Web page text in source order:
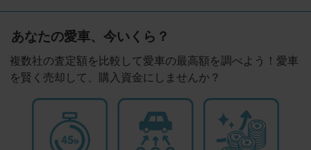
あなたの愛車、今いくら？
複数社の査定額を比較して愛車の最高額を調べよう！愛車
を賢く売却して、購入資金にしませんか？